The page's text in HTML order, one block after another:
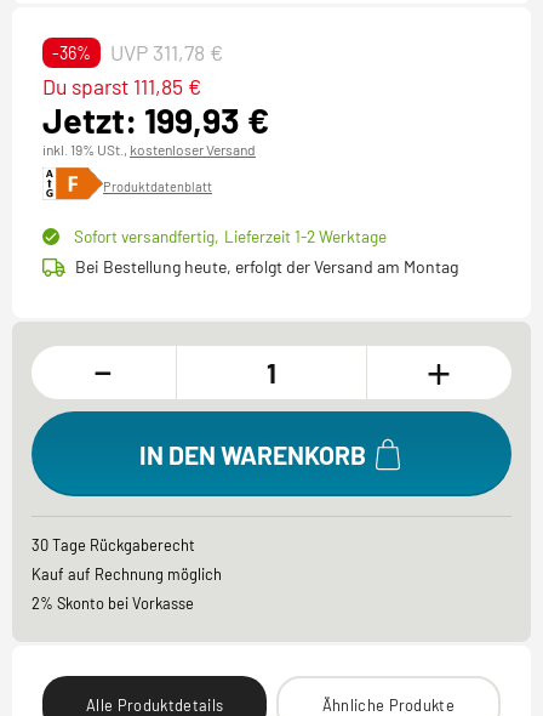
-36% UVP 311,78 €
Jetzt: 199,93 €
Du sparst 111,85 €
inkl. 19% USt., kostenloser Versand
Produktdatenblatt
Sofort versandfertig, Lieferzeit 1-2 Werktage
Bei Bestellung heute, erfolgt der Versand am Montag
- +
IN DEN WARENKORB
30 Tage Rückgaberecht
Kauf auf Rechnung möglich
2% Skonto bei Vorkasse
Alle Produktdetails Ähnliche Produkte